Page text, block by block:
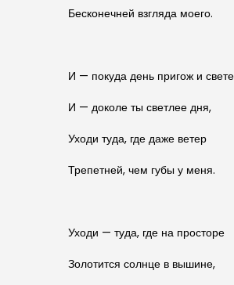
Бесконечней взгляда моего.
И — покуда день пригож и
И — доколе ты светлее дня,
Уходи туда, где даже ветер
Трепетней, чем губы у меня.
Уходи — туда, где на просторе
Золотится солнце в вышине,